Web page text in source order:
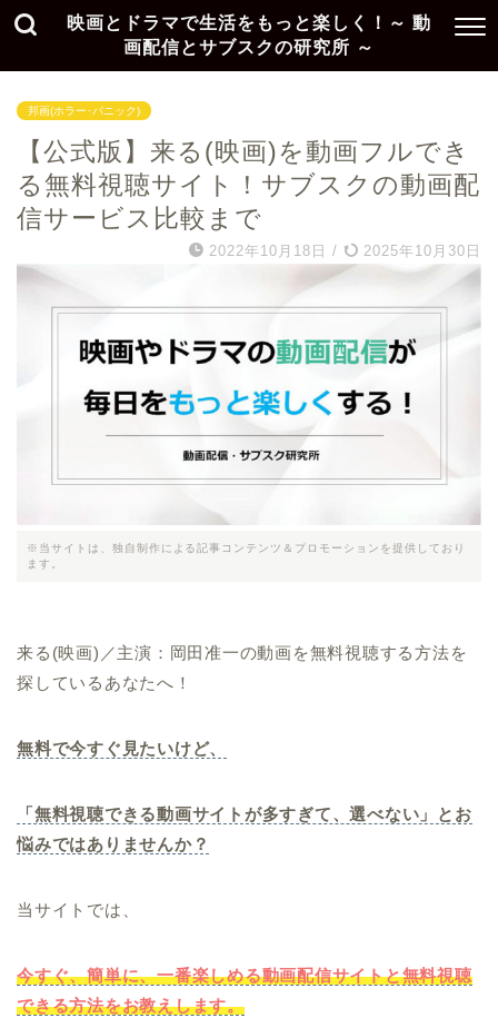
映画とドラマで生活をもっと楽しく！～ 動
画配信とサブスクの研究所 ～
邦画(ホラー･パニック)
【公式版】来る(映画)を動画フルでき
る無料視聴サイト！サブスクの動画配
信サービス比較まで
2022年10月18日 / 2025年10月30日
※当サイトは、独自制作による記事コンテンツ＆プロモーションを提供しており
ます。
来る(映画)／主演：岡田准一の動画を無料視聴する方法を
探しているあなたへ！
無料で今すぐ見たいけど、
「無料視聴できる動画サイトが多すぎて、選べない」とお
悩みではありませんか？
当サイトでは、
今すぐ、簡単に、一番楽しめる動画配信サイトと無料視聴
できる方法をお教えします。